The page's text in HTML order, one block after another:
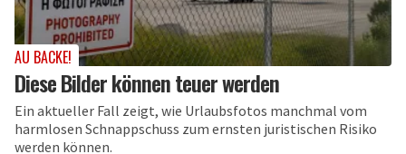
AU BACKE!
Diese Bilder können teuer werden
Ein aktueller Fall zeigt, wie Urlaubsfotos manchmal vom
harmlosen Schnappschuss zum ernsten juristischen Risiko
werden können.